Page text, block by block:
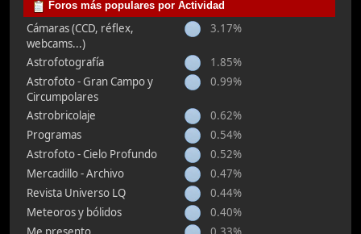
Foros más populares por Actividad
Cámaras (CCD, réflex,
webcams...)
3.17%
Astrofotografía
1.85%
Astrofoto - Gran Campo y
Circumpolares
0.99%
Astrobricolaje
0.62%
Programas
0.54%
Astrofoto - Cielo Profundo
0.52%
Mercadillo - Archivo
0.47%
Revista Universo LQ
0.44%
Meteoros y bólidos
0.40%